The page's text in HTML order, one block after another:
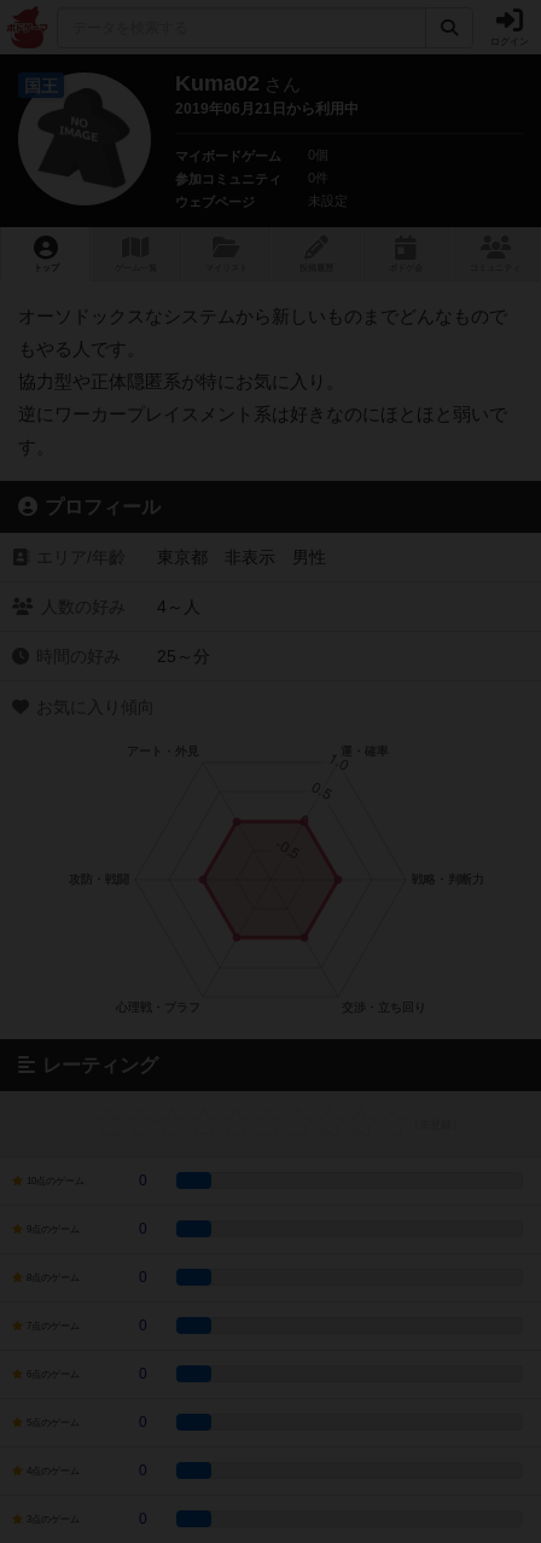
国王 Kuma02 さん
2019年06月21日から利用中
マイボードゲーム
0個
参加コミュニティ
0件
ウェブページ
未設定
トップ
オーソドックスなシステムから新しいものまでどんなもので
もやる人です。
協力型や正体隠匿系が特にお気に入り。
逆にワーカープレイスメント系は好きなのにほとほと弱いで
す。
プロフィール
東京都 非表示 男性
4～人
25～分
レーティング
10点のゲーム 0
9点のゲーム 0
8点のゲーム 0
7点のゲーム 0
6点のゲーム 0
5点のゲーム 0
4点のゲーム 0
3点のゲーム 0